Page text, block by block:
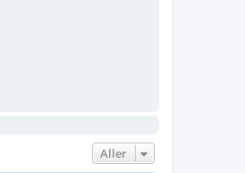
Aller